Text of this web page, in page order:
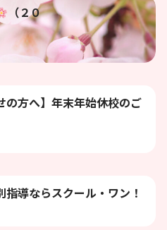
（２０
の方へ】年末年始休校のご
導ならスクール・ワン！